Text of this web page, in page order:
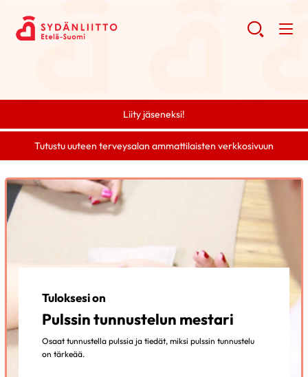
Liity jäseneksi!
Tutustu uuteen terveysalan ammattilaisten verkkosivuun
Tuloksesi on
Pulssin tunnustelun mestari
Osaat tunnustella pulssia ja tiedät, miksi pulssin tunnustelu
on tärkeää.